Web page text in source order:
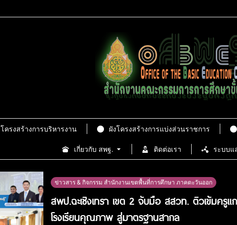
โครงสร้างการบริหารงาน ผังโครงสร้างการแบ่งส่วนราชการ
เกี่ยวกับ สพฐ. ติดต่อเรา ระบบแ
ข่าวสาร & กิจกรรม สำนักงานเขตพื้นที่การศึกษา ภาคตะวันออก
สพป.ฉะเชิงเทรา เขต 2 จับมือ สสวท. ติวเข้มครู
โรงเรียนคุณภาพ สู่มาตรฐานสากล